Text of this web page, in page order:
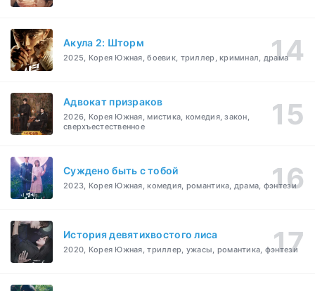
Акула 2: Шторм
2025, Корея Южная, боевик, триллер, криминал, драма
Адвокат призраков
2026, Корея Южная, мистика, комедия, закон,
сверхъестественное
Суждено быть с тобой
2023, Корея Южная, комедия, романтика, драма, фэнтези
История девятихвостого лиса
2020, Корея Южная, триллер, ужасы, романтика, фэнтези